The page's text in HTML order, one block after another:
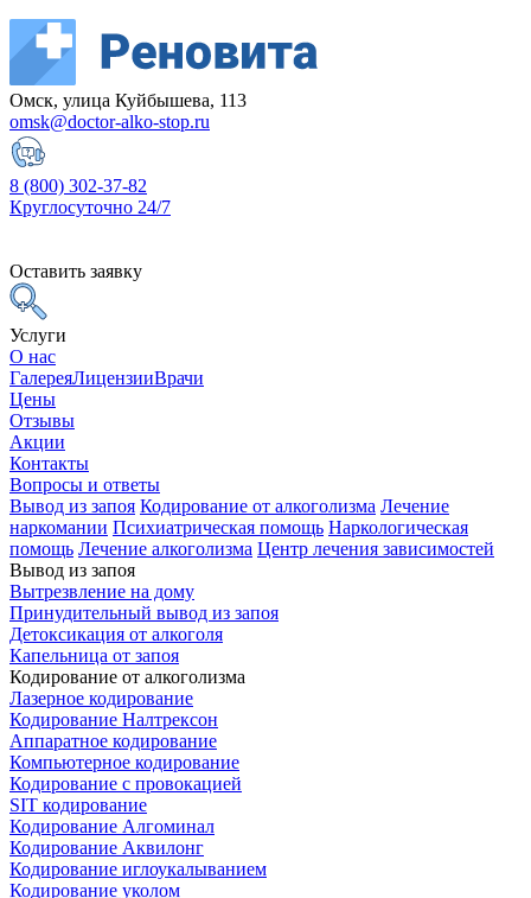
Омск, улица Куйбышева, 113
omsk@doctor-alko-stop.ru
8 (800) 302-37-82
Круглосуточно 24/7
Оставить заявку
Услуги
О нас
ГалереяЛицензииВрачи
Цены
Отзывы
Акции
Контакты
Вопросы и ответы
Вывод из запоя Кодирование от алкоголизма Лечение
наркомании Психиатрическая помощь Наркологическая
помощь Лечение алкоголизма Центр лечения зависимостей
Вывод из запоя
Вытрезвление на дому
Принудительный вывод из запоя
Детоксикация от алкоголя
Капельница от запоя
Кодирование от алкоголизма
Лазерное кодирование
Кодирование Налтрексон
Аппаратное кодирование
Компьютерное кодирование
Кодирование с провокацией
SIT кодирование
Кодирование Алгоминал
Кодирование Аквилонг
Кодирование иглоукалыванием
Кодирование уколом